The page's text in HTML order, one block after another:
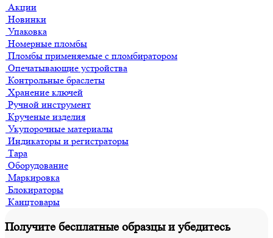
Акции
Новинки
Упаковка
Номерные пломбы
Пломбы применяемые с пломбиратором
Опечатывающие устройства
Контрольные браслеты
Хранение ключей
Ручной инструмент
Крученые изделия
Укупорочные материалы
Индикаторы и регистраторы
Тара
Оборудование
Маркировка
Блокираторы
Канцтовары
Получите бесплатные образцы и убедитесь